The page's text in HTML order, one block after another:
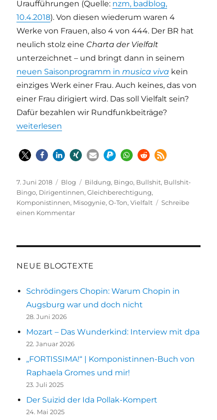
Uraufführungen (Quelle: nzm, badblog,
10.4.2018). Von diesen wiederum waren 4
Werke von Frauen, also 4 von 444. Der BR hat
neulich stolz eine Charta der Vielfalt
unterzeichnet – und bringt dann in seinem
neuen Saisonprogramm in musica viva kein
einziges Werk einer Frau. Auch keines, das von
einer Frau dirigiert wird. Das soll Vielfalt sein?
Dafür bezahlen wir Rundfunkbeiträge?
„Komponistinnen-Bullshit-Bingo“
weiterlesen
Veröffentlicht
am
7. Juni 2018 Kategorien
Blog Schlagwörter
Bildung, Bingo, Bullshit, Bullshit-
Bingo, Dirigentinnen,Gleichberechtigung,
Komponistinnen, Misogynie,O-Ton,Vielfalt
Schreibe
einen Kommentarzu
NEUE BLOGTEXTE
Schrödingers Chopin: Warum Chopin in
Augsburg war und doch nicht
28. Juni 2026
Mozart – Das Wunderkind: Interview mit dpa
22. Januar 2026
„FORTISSIMA!“ | Komponistinnen-Buch von
Raphaela Gromes und mir!
23. Juli 2025
Der Suizid der Ida Pollak-Kompert
24. Mai 2025